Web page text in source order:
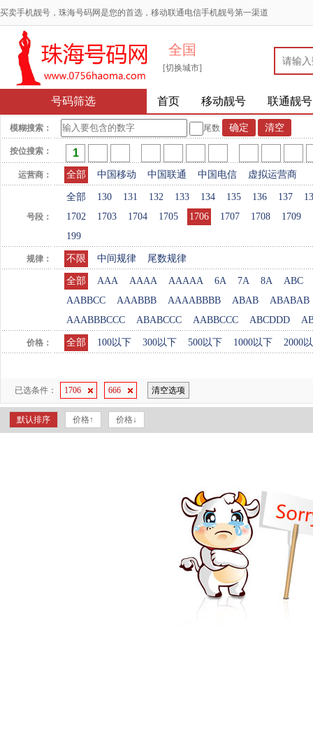
买卖手机靓号，珠海号码网是您的首选，移动联通电信手机靓号第一渠道
全国
[切换城市]
号码筛选 首页 移动靓号 联通靓号
模糊搜索： 尾数
按位搜索：
运营商： 全部 中国移动 中国联通 中国电信 虚拟运营商
号段：
全部 130 131 132 133 134 135 136 137
1702
1703 1704 1705 1706 1707 1708 1709
199
规律： 不限 中间规律 尾数规律
全部 AAA AAAA AAAAA 6A 7A 8A
ABC
AABBCC
AAABBB AAAABBBB ABAB
ABABAB
AAABBBCCC
ABABCCC AABBCCC ABCDDD
价格： 全部 100以下 300以下 500以下 1000以下 2000
已选条件： 1706 666 清空选项
默认排序 价格↑ 价格↓